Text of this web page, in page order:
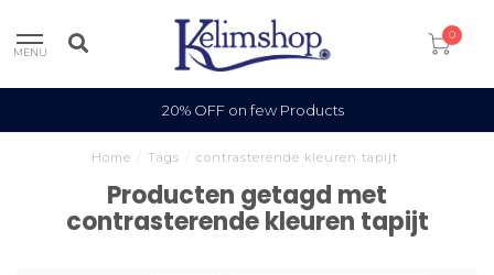
MENU
0
20% OFF on few Products
Home Tags contrasterende kleuren tapijt
Producten getagd met
contrasterende kleuren tapijt